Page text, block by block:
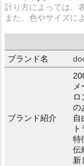
計り方によっては、
また、色やサイズに
ブランド名
ブランド紹介
メ
ロ
の
自
特
伝
新